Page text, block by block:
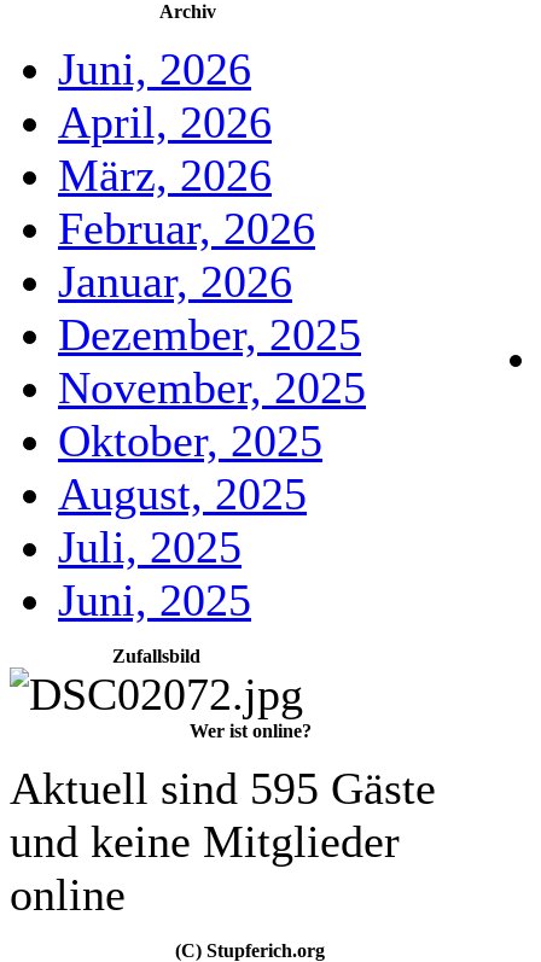
Archiv
Juni, 2026
April, 2026
März, 2026
Februar, 2026
Januar, 2026
Dezember, 2025
November, 2025
Oktober, 2025
August, 2025
Juli, 2025
Juni, 2025
Zufallsbild
Wer ist online?
Aktuell sind 595 Gäste
und keine Mitglieder
online
(C) Stupferich.org